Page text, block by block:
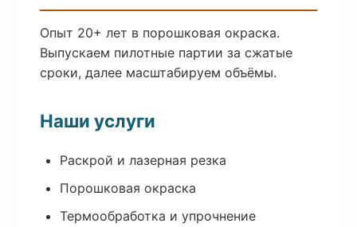
Опыт 20+ лет в порошковая окраска.
Выпускаем пилотные партии за сжатые
сроки, далее масштабируем объёмы.
Наши услуги
Раскрой и лазерная резка
Порошковая окраска
Термообработка и упрочнение